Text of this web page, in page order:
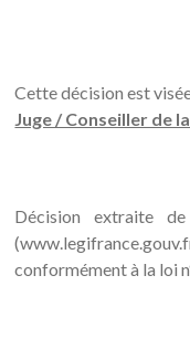
Cette décision est
Juge / Conseiller de
Décision extraite
conformément à la loi